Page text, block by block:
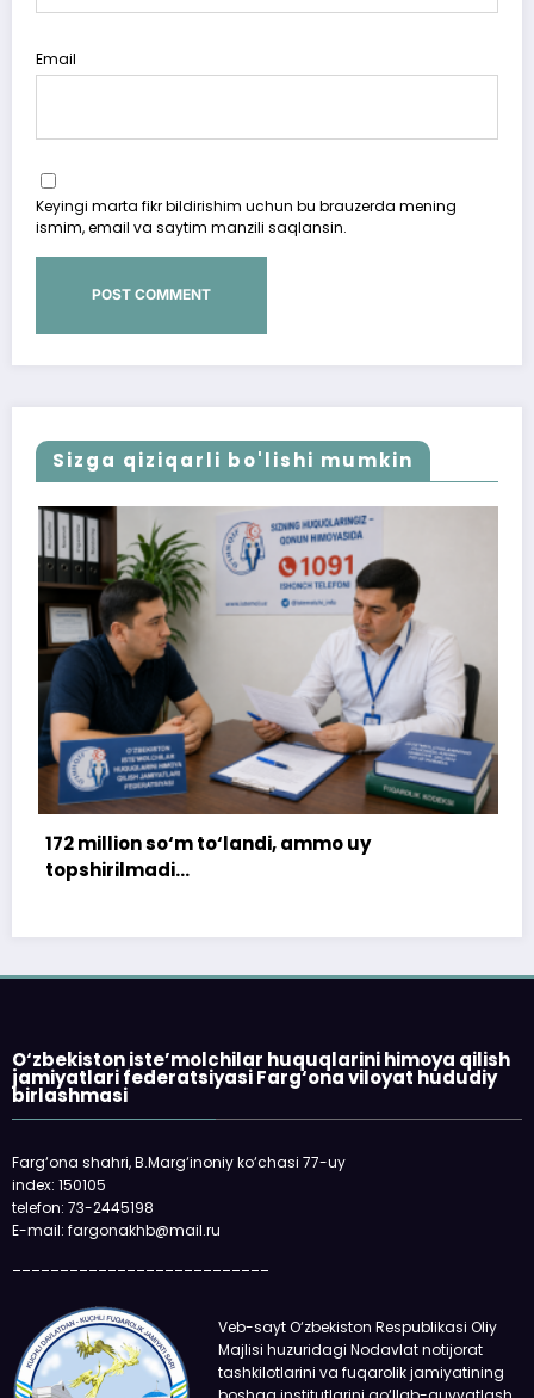
Email
Keyingi marta fikr bildirishim uchun bu brauzerda mening
ismim, email va saytim manzili saqlansin.
Sizga qiziqarli bo'lishi mumkin
ammo uy